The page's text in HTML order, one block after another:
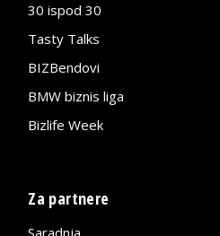
30 ispod 30
Tasty Talks
BIZBendovi
BMW biznis liga
Bizlife Week
Za partnere